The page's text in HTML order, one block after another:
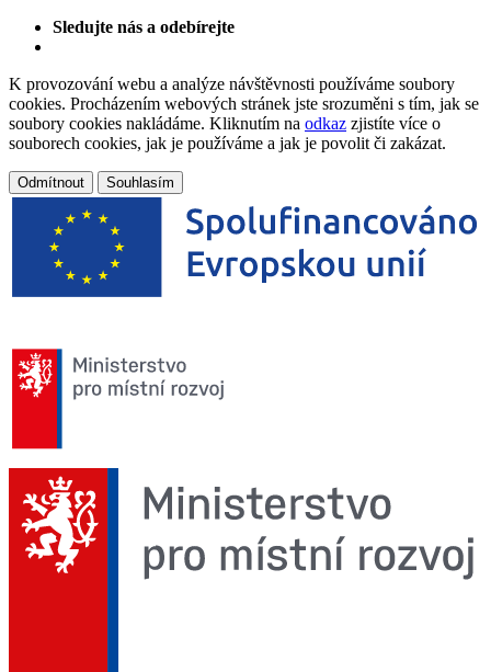
Sledujte nás a odebírejte
K provozování webu a analýze návštěvnosti používáme soubory
cookies. Procházením webových stránek jste srozuměni s tím, jak se
soubory cookies nakládáme. Kliknutím na odkaz zjistíte více o
souborech cookies, jak je používáme a jak je povolit či zakázat.
Odmítnout Souhlasím